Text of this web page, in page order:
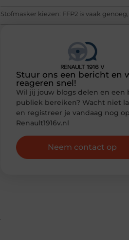
Stofmasker kiezen: FFP2 is vaak
Stuur ons een bericht en
reageren snel!
Wil jij jouw blogs delen en een
publiek bereiken? Wacht niet
en registreer je vandaag nog op
Renault1916v.nl
Neem contact op